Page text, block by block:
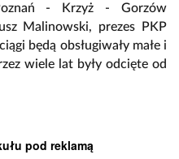
- Krzyż - Gorzów
Malinowski, prezes PKP
będą obsługiwały małe i
wiele lat były odcięte od
pod reklamą